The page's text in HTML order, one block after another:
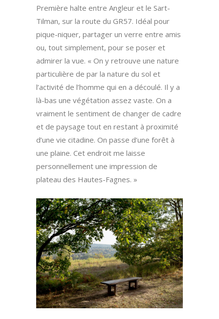
Première halte entre Angleur et le Sart-
Tilman, sur la route du GR57. Idéal pour
pique-niquer, partager un verre entre amis
ou, tout simplement, pour se poser et
admirer la vue. « On y retrouve une nature
particulière de par la nature du sol et
l’activité de l’homme qui en a découlé. Il y a
là-bas une végétation assez vaste. On a
vraiment le sentiment de changer de cadre
et de paysage tout en restant à proximité
d’une vie citadine. On passe d’une forêt à
une plaine. Cet endroit me laisse
personnellement une impression de
plateau des Hautes-Fagnes. »